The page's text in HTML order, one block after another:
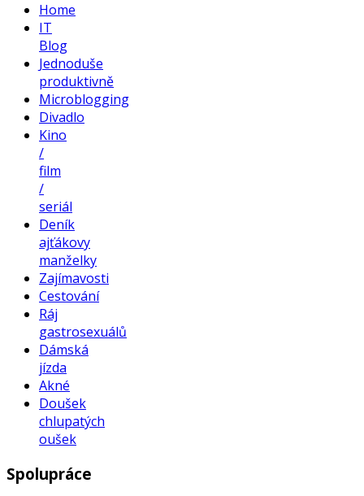
Home
IT
Blog
Jednoduše
produktivně
Microblogging
Divadlo
Kino
/
film
/
seriál
Deník
ajťákovy
manželky
Zajímavosti
Cestování
Ráj
gastrosexuálů
Dámská
jízda
Akné
Doušek
chlupatých
oušek
Spolupráce